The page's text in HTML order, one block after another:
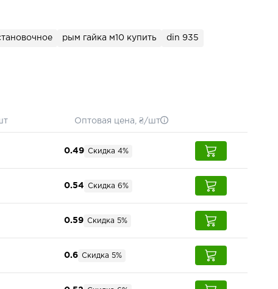
рым гайка м10 купить din 935
Оптовая цена, ₴/шт
0.49 Скидка 4%
0.54 Скидка 6%
0.59 Скидка 5%
0.6 Скидка 5%